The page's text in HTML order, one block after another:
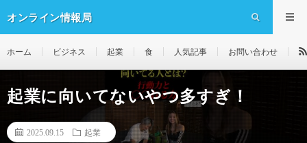
オンライン情報局
ホーム ビジネス 起業 食 人気記事 お問い合わせ
起業に向いてないやつ多すぎ！
2025.09.15 起業